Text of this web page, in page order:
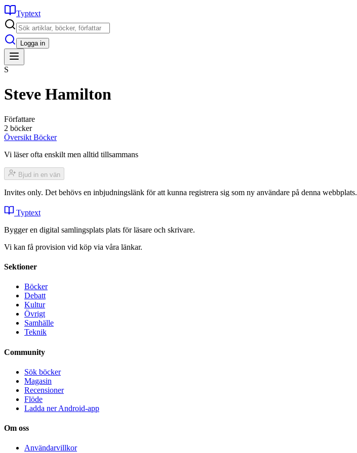
Typtext
Logga in
S
Steve Hamilton
Författare
2 böcker
Översikt Böcker
Vi läser ofta enskilt men alltid tillsammans
Bjud in en vän
Invites only. Det behövs en inbjudningslänk för att kunna registrera sig som ny användare på denna webbplats.
Typtext
Bygger en digital samlingsplats plats för läsare och skrivare.
Vi kan få provision vid köp via våra länkar.
Sektioner
Böcker
Debatt
Kultur
Övrigt
Samhälle
Teknik
Community
Sök böcker
Magasin
Recensioner
Flöde
Ladda ner Android-app
Om oss
Användarvillkor